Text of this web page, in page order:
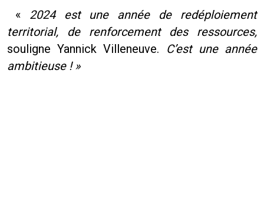
« 2024 est une année de redéploiement
territorial, de renforcement des ressources,
souligne Yannick Villeneuve. C’est une année
ambitieuse ! »